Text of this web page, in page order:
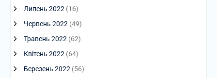
Липень 2022 (16)
Червень 2022 (49)
Травень 2022 (62)
Квітень 2022 (64)
Березень 2022 (56)